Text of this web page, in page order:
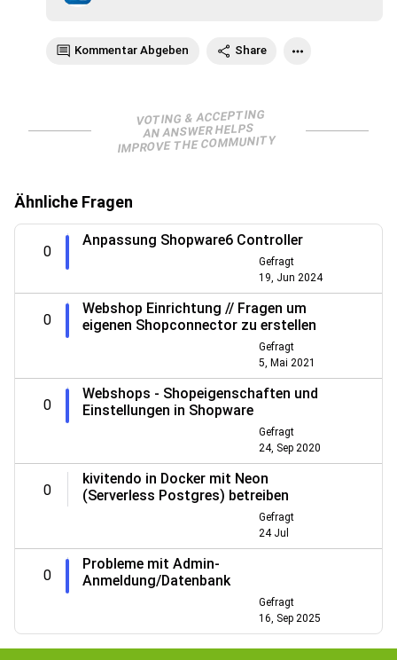
Kommentar Abgeben Share
VOTING & ACCEPTING
AN ANSWER HELPS
IMPROVE THE COMMUNITY
Ähnliche Fragen
0
Anpassung Shopware6 Controller
Gefragt
19, Jun 2024
0
Webshop Einrichtung // Fragen um
eigenen Shopconnector zu erstellen
Gefragt
5, Mai 2021
0
Webshops - Shopeigenschaften und
Einstellungen in Shopware
Gefragt
24, Sep 2020
0
kivitendo in Docker mit Neon
(Serverless Postgres) betreiben
Gefragt
24 Jul
0
Probleme mit Admin-
Anmeldung/Datenbank
Gefragt
16, Sep 2025